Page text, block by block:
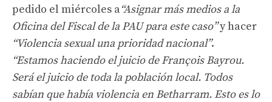
pedido el miércoles a“Asignar más medios a la
Oficina del Fiscal de la PAU para este caso”y hacer
“Violencia sexual una prioridad nacional”.
“Estamos haciendo el juicio de François Bayrou.
Será el juicio de toda la población local. Todos
sabían que había violencia en Betharram. Esto es lo